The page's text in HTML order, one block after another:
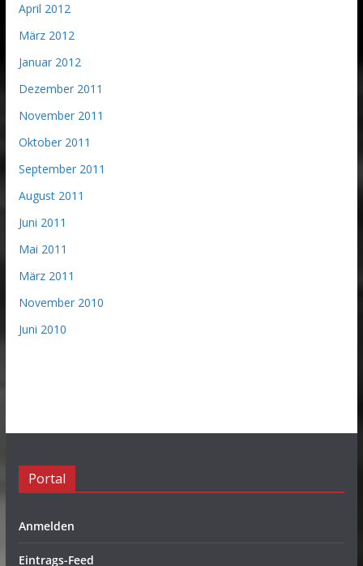
April 2012
März 2012
Januar 2012
Dezember 2011
November 2011
Oktober 2011
September 2011
August 2011
Juni 2011
Mai 2011
März 2011
November 2010
Juni 2010
Portal
Anmelden
Eintrags-Feed